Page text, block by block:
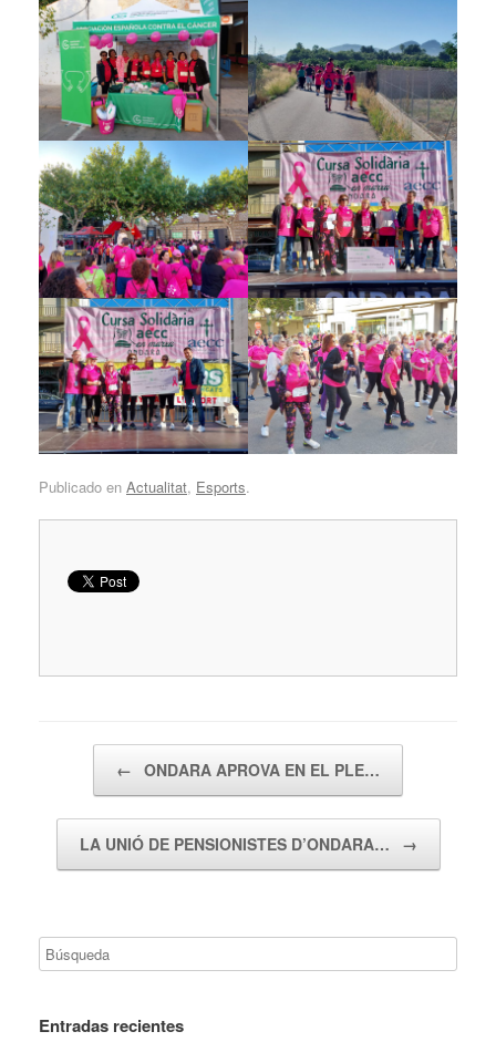
Publicado en Actualitat, Esports.
← ONDARA APROVA EN EL PLE…
LA UNIÓ DE PENSIONISTES D’ONDARA… →
Entradas recientes